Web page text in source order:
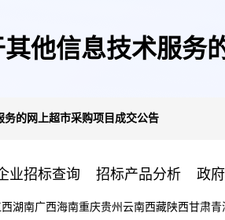
他信息技术服务
的网上超市采购项目成交公告
业招标查询 招标产品分析 政
湖南广西海南重庆贵州 云南西藏陕西甘肃青